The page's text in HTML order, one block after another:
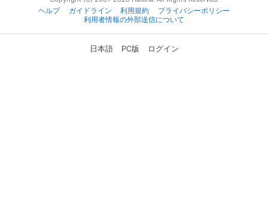
ヘルプ
ガイドライン 利用規約
プライバシーポリシー
利用者情報の外部送信について
日本語 PC版 ログイン